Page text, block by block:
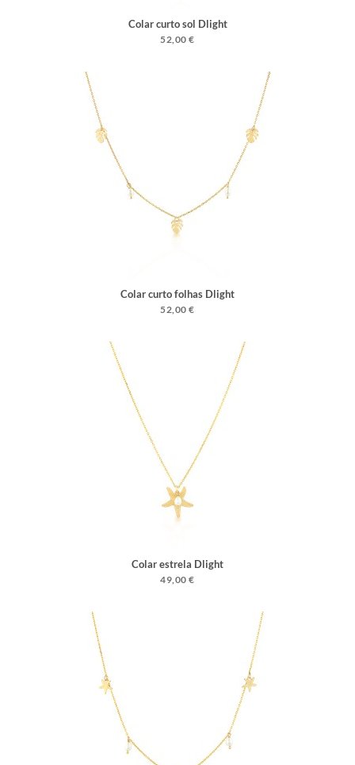
Colar curto sol Dlight
52,00 €
Colar curto folhas Dlight
52,00 €
Colar estrela Dlight
49,00 €